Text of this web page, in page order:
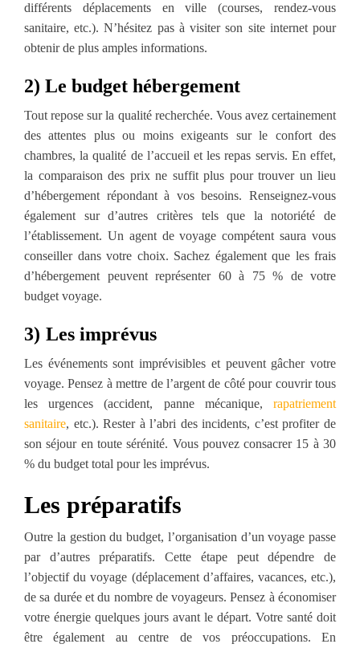
différents déplacements en ville (courses, rendez-vous
sanitaire, etc.). N’hésitez pas à visiter son site internet pour
obtenir de plus amples informations.
2) Le budget hébergement
Tout repose sur la qualité recherchée. Vous avez certainement
des attentes plus ou moins exigeants sur le confort des
chambres, la qualité de l’accueil et les repas servis. En effet,
la comparaison des prix ne suffit plus pour trouver un lieu
d’hébergement répondant à vos besoins. Renseignez-vous
également sur d’autres critères tels que la notoriété de
l’établissement. Un agent de voyage compétent saura vous
conseiller dans votre choix. Sachez également que les frais
d’hébergement peuvent représenter 60 à 75 % de votre
budget voyage.
3) Les imprévus
Les événements sont imprévisibles et peuvent gâcher votre
voyage. Pensez à mettre de l’argent de côté pour couvrir tous
les urgences (accident, panne mécanique, rapatriement
sanitaire, etc.). Rester à l’abri des incidents, c’est profiter de
son séjour en toute sérénité. Vous pouvez consacrer 15 à 30
% du budget total pour les imprévus.
Les préparatifs
Outre la gestion du budget, l’organisation d’un voyage passe
par d’autres préparatifs. Cette étape peut dépendre de
l’objectif du voyage (déplacement d’affaires, vacances, etc.),
de sa durée et du nombre de voyageurs. Pensez à économiser
votre énergie quelques jours avant le départ. Votre santé doit
être également au centre de vos préoccupations. En